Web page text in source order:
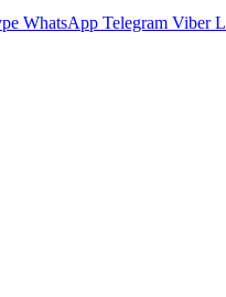
WhatsApp Telegram Viber